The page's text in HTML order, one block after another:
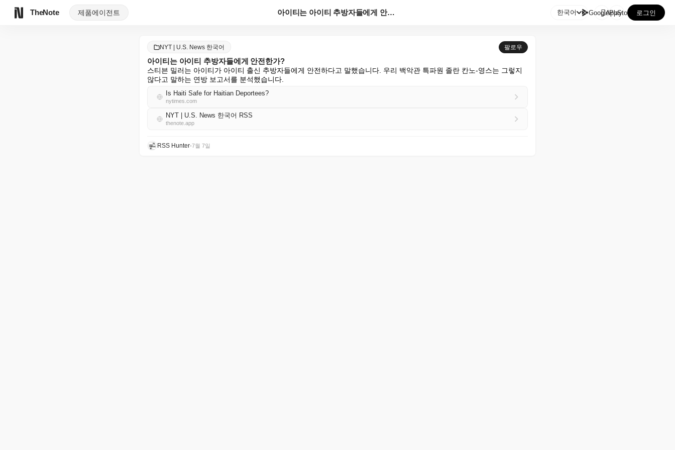
TheNote 제품에이전트 아이티는 아이티 추방자들에게 안전한가? 한국어 GooglePlay
AppStore 로그인
NYT | U.S. News 한국어 팔로우
아이티는 아이티 추방자들에게 안전한가?
스티븐 밀러는 아이티가 아이티 출신 추방자들에게 안전하다고 말했습니다. 우리 백악관 특파원 졸란 칸노-영스는 그렇지
않다고 말하는 연방 보고서를 분석했습니다.
Is Haiti Safe for Haitian Deportees?
nytimes.com
NYT | U.S. News 한국어 RSS
thenote.app
RSS Hunter•7월 7일